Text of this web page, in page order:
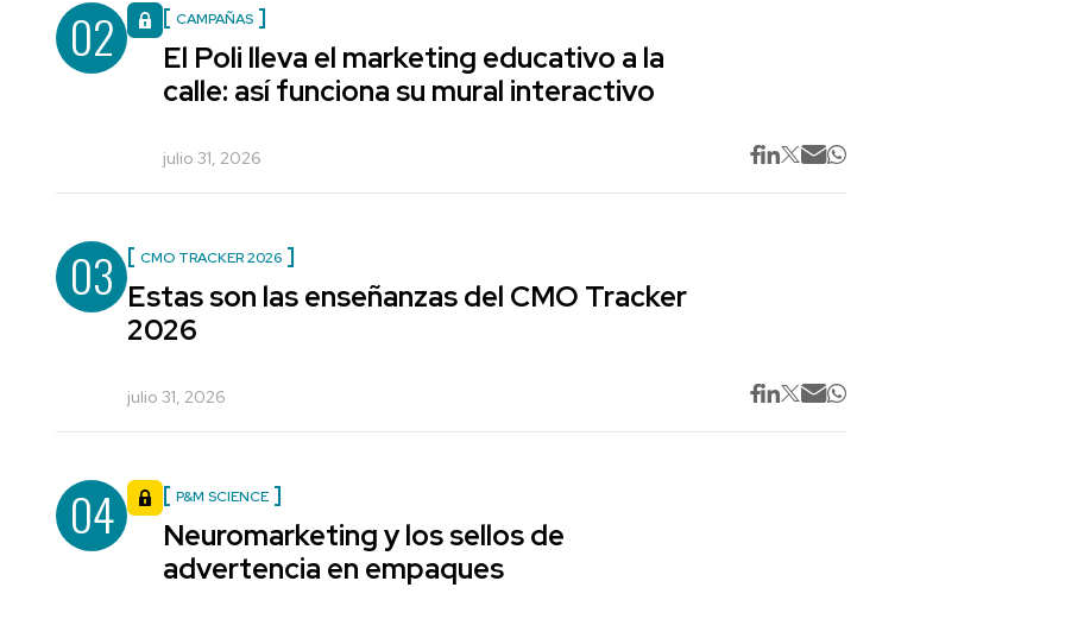
02 CAMPAÑAS
El Poli lleva el marketing educativo a la
calle: así funciona su mural interactivo
julio 31, 2026
03 CMO TRACKER 2026
Estas son las enseñanzas del CMO Tracker
2026
julio 31, 2026
04 P&M SCIENCE
Neuromarketing y los sellos de
advertencia en empaques